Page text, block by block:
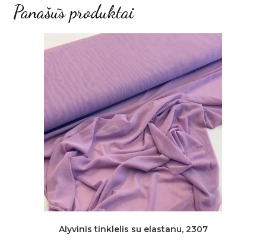
Panašūs produktai
Alyvinis tinklelis su elastanu, 2307